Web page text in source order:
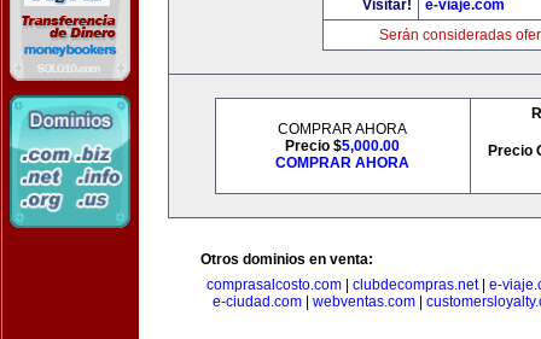
Visitar!
e-viaje.com
Serán consideradas
COMPRAR AHORA
Precio $5,000.00
COMPRAR AHORA
Precio
Otros dominios en venta:
comprasalcosto.com
clubdecompras.net| e-
e-ciudad.com| webventas.com|